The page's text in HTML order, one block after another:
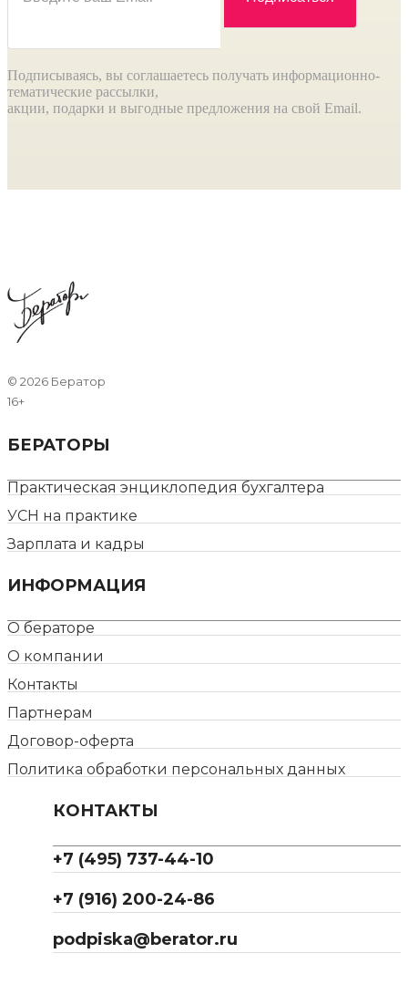
Подписываясь, вы соглашаетесь получать информационно-
тематические рассылки,
акции, подарки и выгодные предложения на свой Email.
© 2026 Бератор
16+
БЕРАТОРЫ
Практическая энциклопедия бухгалтера
УСН на практике
Зарплата и кадры
ИНФОРМАЦИЯ
О бераторе
О компании
Контакты
Партнерам
Договор-оферта
Политика обработки персональных данных
КОНТАКТЫ
+7 (495) 737-44-10
+7 (916) 200-24-86
podpiska@berator.ru